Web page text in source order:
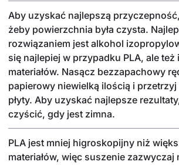
Aby uzyskać najlepszą
żeby powierzchnia była czysta.
rozwiązaniem jest alkohol
się najlepiej w przypadku PLA, ale też
materiałów. Nasącz bezzapachowy
papierowy niewielką ilością i
płyty. Aby uzyskać najlepsze
czyścić, gdy jest zimna.
PLA jest mniej higroskopijny niż
materiałów, więc suszenie zazwyczaj